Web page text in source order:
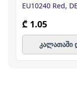
EU10240 Red,
₾ 1.05
კალათაში